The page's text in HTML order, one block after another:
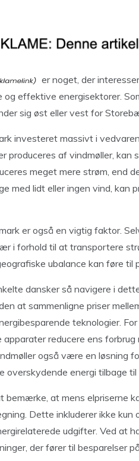
er noget, der
og effektive energisektorer.
sig øst eller vest for
investeret massivt i
produceres af vindmøller, kan
meget mere strøm, end
med lidt eller ingen vind, kan
er også en vigtig faktor.
i forhold til at transportere
ubalance kan føre til
dansker så navigere i
at sammenligne priser
teknologier.
reducere ens
også være en løsning
overskydende energi tilbage
at mens elpriserne
Dette inkluderer ikke
udgifter. Ved at
der fører til besparelser